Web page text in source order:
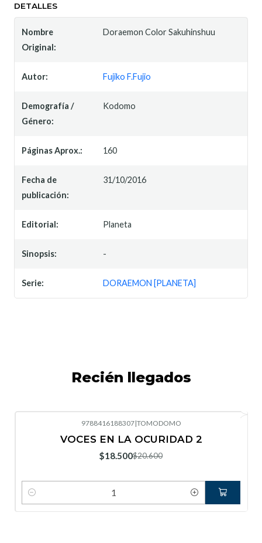
DETALLES
Nombre
Original:
Doraemon Color Sakuhinshuu
Autor: Fujiko F.Fujio
Demografía /
Género:
Kodomo
Páginas Aprox.: 160
Fecha de
publicación:
31/10/2016
Editorial: Planeta
Sinopsis: -
Serie: DORAEMON [PLANETA]
Recién llegados
9788416188307|TOMODOMO
VOCES EN LA OCURIDAD 2
$18.500$20.600
Cantidad